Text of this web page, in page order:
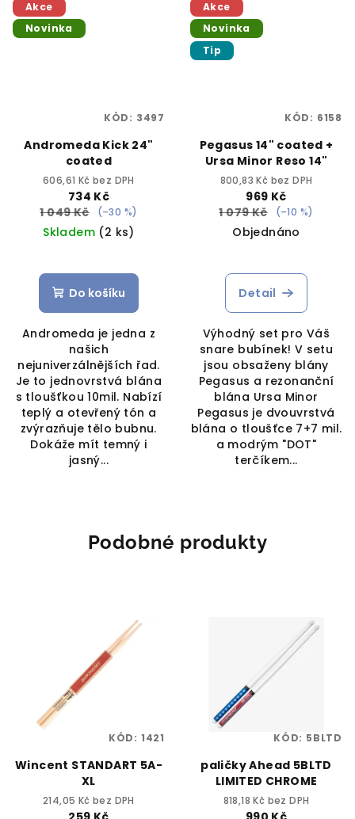
Akce
Novinka
Andromeda Kick 24"
coated
606,61 Kč bez DPH
734 Kč
1 049 Kč
(–30 %)
Skladem (2 ks)
Do košíku
Andromeda je jedna z
našich
nejuniverzálnějších řad.
Je to jednovrstvá blána
s tloušťkou 10mil. Nabízí
teplý a otevřený tón a
zvýrazňuje tělo bubnu.
Dokáže mít temný i
jasný...
KÓD: 3497
Akce
Novinka
Tip
Pegasus 14" coated +
Ursa Minor Reso 14"
800,83 Kč bez DPH
969 Kč
1 079 Kč
(–10 %)
Objednáno
Detail
Výhodný set pro Váš
snare bubínek! V setu
jsou obsaženy blány
Pegasus a rezonanční
blána Ursa Minor
Pegasus je dvouvrstvá
blána o tloušťce 7+7 mil.
a modrým "DOT"
terčíkem...
KÓD: 6158
Podobné produkty
Wincent STANDART 5A-
XL
214,05 Kč bez DPH
KÓD: 1421
paličky Ahead 5BLTD
LIMITED CHROME
818,18 Kč bez DPH
KÓD: 5BLTD